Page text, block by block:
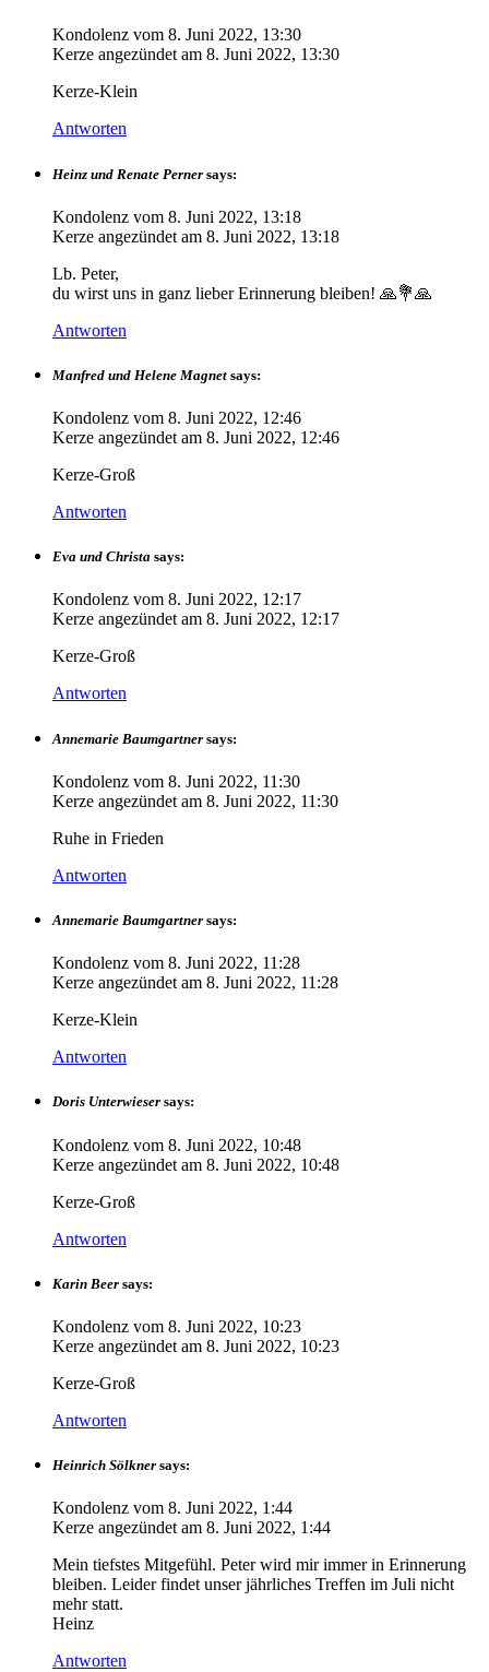
Kondolenz vom 8. Juni 2022, 13:30
Kerze angezündet am 8. Juni 2022, 13:30
Kerze-Klein
Antworten
Heinz und Renate Perner says:
Kondolenz vom 8. Juni 2022, 13:18
Kerze angezündet am 8. Juni 2022, 13:18
Lb. Peter,
du wirst uns in ganz lieber Erinnerung bleiben! 🙏💐🙏
Antworten
Manfred und Helene Magnet says:
Kondolenz vom 8. Juni 2022, 12:46
Kerze angezündet am 8. Juni 2022, 12:46
Kerze-Groß
Antworten
Eva und Christa says:
Kondolenz vom 8. Juni 2022, 12:17
Kerze angezündet am 8. Juni 2022, 12:17
Kerze-Groß
Antworten
Annemarie Baumgartner says:
Kondolenz vom 8. Juni 2022, 11:30
Kerze angezündet am 8. Juni 2022, 11:30
Ruhe in Frieden
Antworten
Annemarie Baumgartner says:
Kondolenz vom 8. Juni 2022, 11:28
Kerze angezündet am 8. Juni 2022, 11:28
Kerze-Klein
Antworten
Doris Unterwieser says:
Kondolenz vom 8. Juni 2022, 10:48
Kerze angezündet am 8. Juni 2022, 10:48
Kerze-Groß
Antworten
Karin Beer says:
Kondolenz vom 8. Juni 2022, 10:23
Kerze angezündet am 8. Juni 2022, 10:23
Kerze-Groß
Antworten
Heinrich Sölkner says:
Kondolenz vom 8. Juni 2022, 1:44
Kerze angezündet am 8. Juni 2022, 1:44
Mein tiefstes Mitgefühl. Peter wird mir immer in Erinnerung
bleiben. Leider findet unser jährliches Treffen im Juli nicht
mehr statt.
Heinz
Antworten